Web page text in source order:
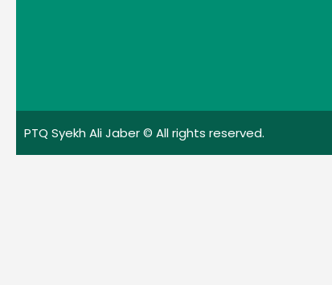
PTQ Syekh Ali Jaber © All rights reserved.